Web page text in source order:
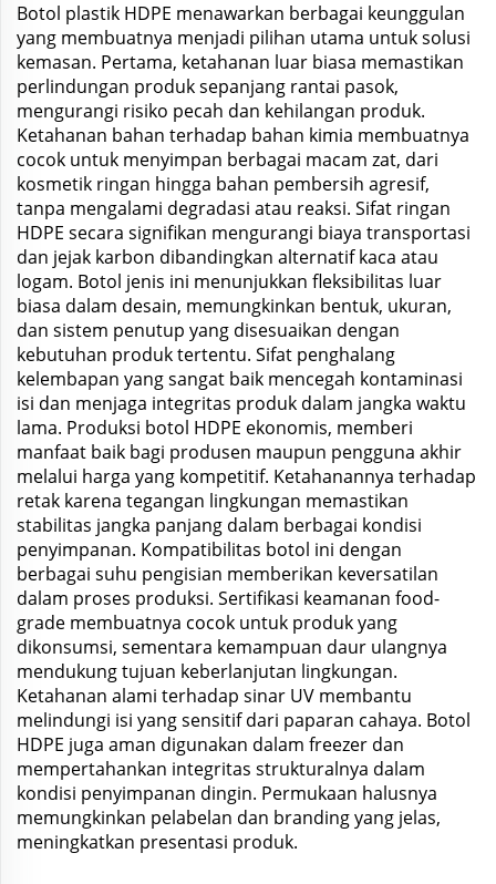
Botol plastik HDPE menawarkan berbagai keunggulan
yang membuatnya menjadi pilihan utama untuk solusi
kemasan. Pertama, ketahanan luar biasa memastikan
perlindungan produk sepanjang rantai pasok,
mengurangi risiko pecah dan kehilangan produk.
Ketahanan bahan terhadap bahan kimia membuatnya
cocok untuk menyimpan berbagai macam zat, dari
kosmetik ringan hingga bahan pembersih agresif,
tanpa mengalami degradasi atau reaksi. Sifat ringan
HDPE secara signifikan mengurangi biaya transportasi
dan jejak karbon dibandingkan alternatif kaca atau
logam. Botol jenis ini menunjukkan fleksibilitas luar
biasa dalam desain, memungkinkan bentuk, ukuran,
dan sistem penutup yang disesuaikan dengan
kebutuhan produk tertentu. Sifat penghalang
kelembapan yang sangat baik mencegah kontaminasi
isi dan menjaga integritas produk dalam jangka waktu
lama. Produksi botol HDPE ekonomis, memberi
manfaat baik bagi produsen maupun pengguna akhir
melalui harga yang kompetitif. Ketahanannya terhadap
retak karena tegangan lingkungan memastikan
stabilitas jangka panjang dalam berbagai kondisi
penyimpanan. Kompatibilitas botol ini dengan
berbagai suhu pengisian memberikan keversatilan
dalam proses produksi. Sertifikasi keamanan food-
grade membuatnya cocok untuk produk yang
dikonsumsi, sementara kemampuan daur ulangnya
mendukung tujuan keberlanjutan lingkungan.
Ketahanan alami terhadap sinar UV membantu
melindungi isi yang sensitif dari paparan cahaya. Botol
HDPE juga aman digunakan dalam freezer dan
mempertahankan integritas strukturalnya dalam
kondisi penyimpanan dingin. Permukaan halusnya
memungkinkan pelabelan dan branding yang jelas,
meningkatkan presentasi produk.